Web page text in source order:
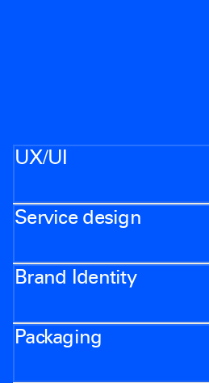
UX/UI
Service design
Brand Identity
Packaging